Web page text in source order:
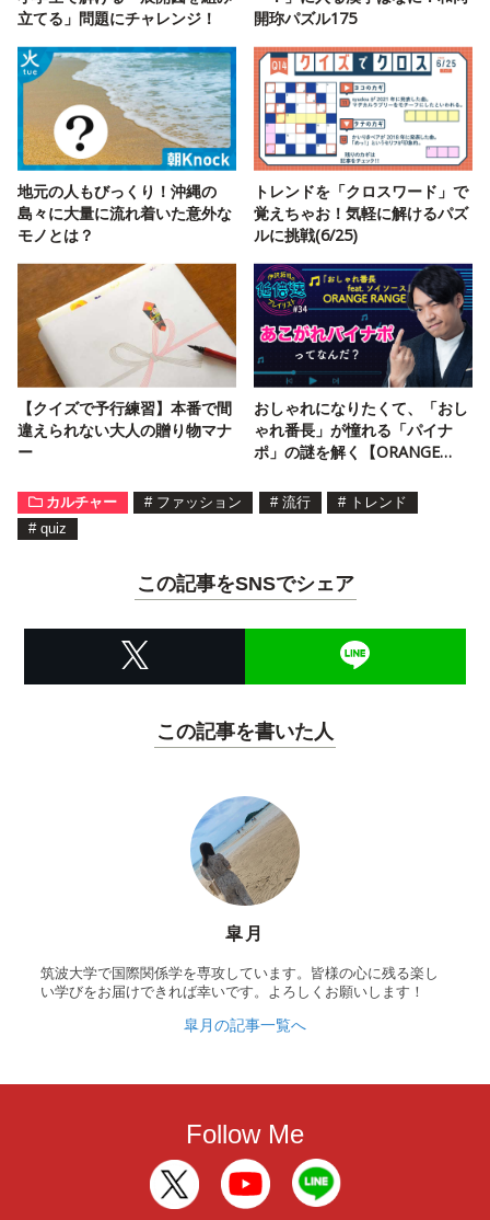
立てる」問題にチャレンジ！
開珎パズル175
地元の人もびっくり！沖縄の
島々に大量に流れ着いた意外な
モノとは？
トレンドを「クロスワード」で
覚えちゃお！気軽に解けるパズ
ルに挑戦(6/25)
【クイズで予行練習】本番で間
違えられない大人の贈り物マナ
ー
おしゃれになりたくて、「おし
ゃれ番長」が憧れる「パイナ
ポ」の謎を解く【ORANGE
カルチャー # ファッション # 流行 # トレンド
# quiz
この記事をSNSでシェア
この記事を書いた人
皐月
筑波大学で国際関係学を専攻しています。皆様の心に残る楽し
い学びをお届けできれば幸いです。よろしくお願いします！
皐月の記事一覧へ
Follow Me